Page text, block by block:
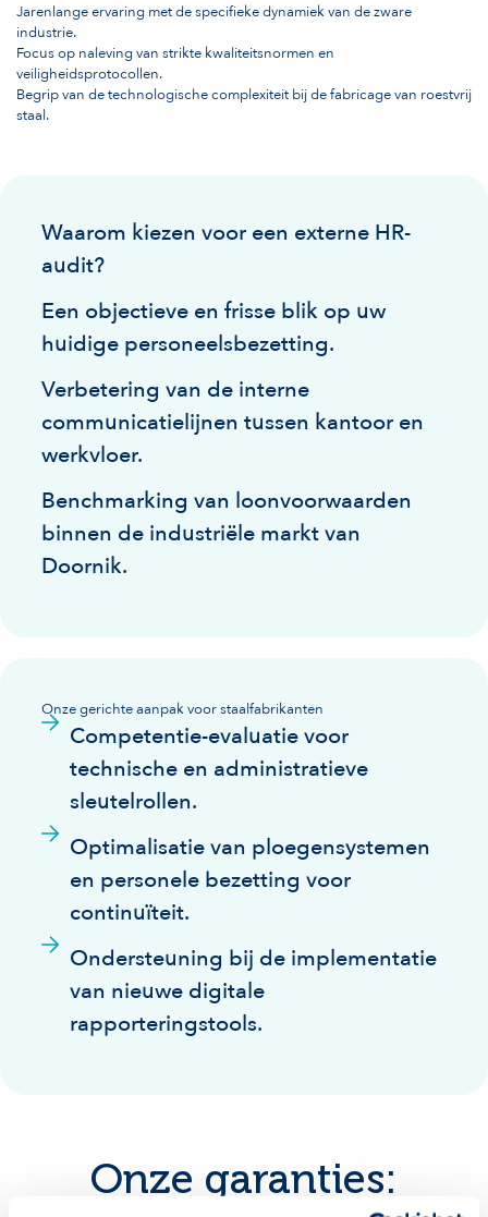
Jarenlange ervaring met de specifieke dynamiek van de zware
industrie.
Focus op naleving van strikte kwaliteitsnormen en
veiligheidsprotocollen.
Begrip van de technologische complexiteit bij de fabricage van roestvrij
staal.
Waarom kiezen voor een externe HR-
audit?
Een objectieve en frisse blik op uw
huidige personeelsbezetting.
Verbetering van de interne
communicatielijnen tussen kantoor en
werkvloer.
Benchmarking van loonvoorwaarden
binnen de industriële markt van
Doornik.
Onze gerichte aanpak voor staalfabrikanten
Competentie-evaluatie voor
technische en administratieve
sleutelrollen.
Optimalisatie van ploegensystemen
en personele bezetting voor
continuïteit.
Ondersteuning bij de implementatie
van nieuwe digitale
rapporteringstools.
Onze garanties: